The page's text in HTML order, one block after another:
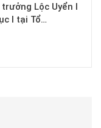
trưởng Lộc Uyển I
I tại Tổ…